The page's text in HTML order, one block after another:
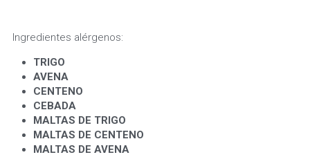
Ingredientes alérgenos:
TRIGO
AVENA
CENTENO
CEBADA
MALTAS DE TRIGO
MALTAS DE CENTENO
MALTAS DE AVENA